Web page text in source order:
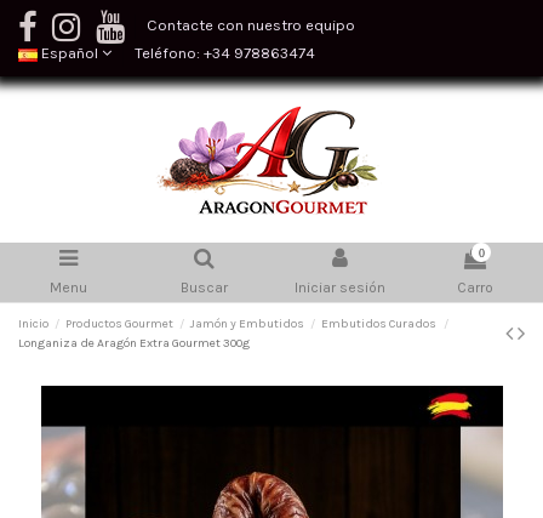
Contacte con nuestro equipo
Español
Teléfono: +34 978863474
Menu Buscar Iniciar sesión
0
Carro
Inicio Productos Gourmet Jamón y Embutidos
Embutidos Curados
Longaniza de Aragón Extra Gourmet 300g